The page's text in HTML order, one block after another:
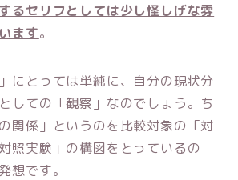
るセリフとしては少し怪しげな雰
ます。
にとっては単純に、自分の現状分
しての「観察」なのでしょう。ち
関係」というのを比較対象の「対
照実験」の構図をとっているの
想です。